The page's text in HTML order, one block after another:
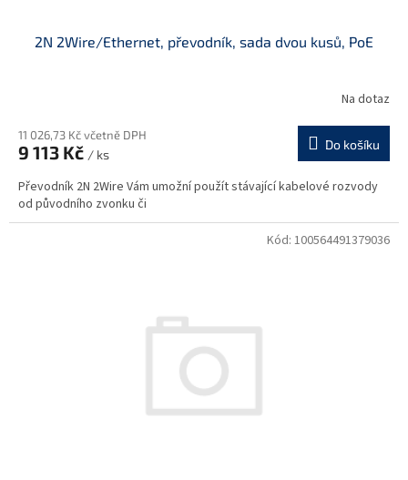
2N 2Wire/Ethernet, převodník, sada dvou kusů, PoE
Na dotaz
11 026,73 Kč včetně DPH
9 113 Kč / ks
Do košíku
Převodník 2N 2Wire Vám umožní použít stávající kabelové rozvody
od původního zvonku či
Kód: 100564491379036